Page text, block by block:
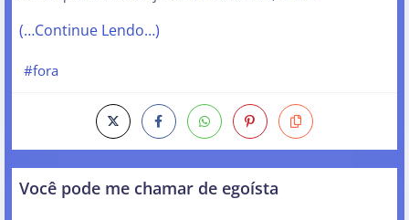
(…Continue Lendo…)
#fora
Você pode me chamar de egoísta